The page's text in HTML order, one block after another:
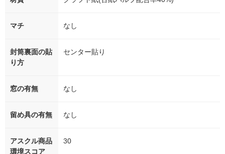
マチ なし
封筒裏面の貼
り方
センター貼り
窓の有無 なし
留め具の有無 なし
アスクル商品
環境スコア
30